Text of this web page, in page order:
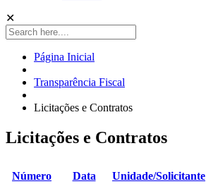
✕
Página Inicial
Transparência Fiscal
Licitações e Contratos
Licitações e Contratos
Número Data Unidade/Solicitante